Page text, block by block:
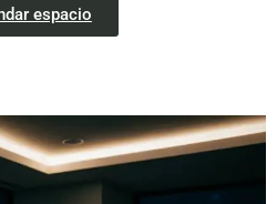
espacio